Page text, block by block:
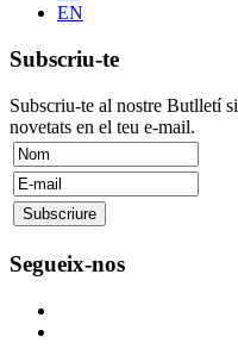
EN
Subscriu-te
Subscriu-te al nostre Butlletí
novetats en el teu e-mail.
Segueix-nos